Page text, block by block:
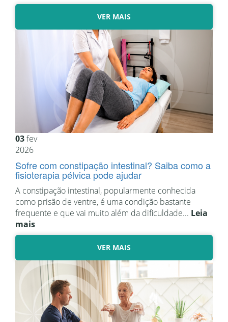
VER MAIS
03fev
2026
Sofre com constipação intestinal? Saiba como a
fisioterapia pélvica pode ajudar
A constipação intestinal, popularmente conhecida
como prisão de ventre, é uma condição bastante
frequente e que vai muito além da dificuldade... Leia
mais
VER MAIS